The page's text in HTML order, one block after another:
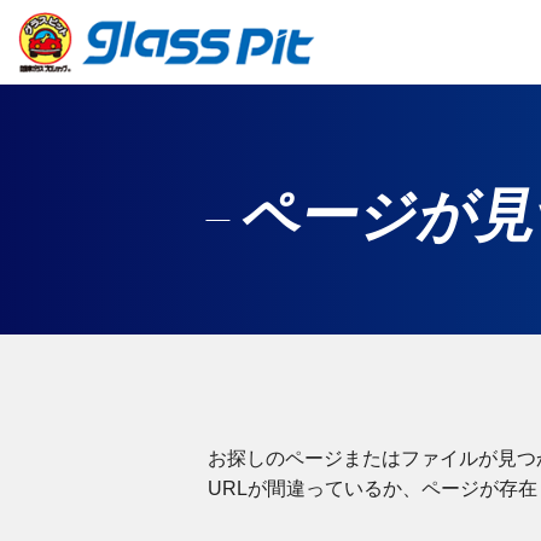
ページが
お探しのページまたはファイルが見
URLが間違っているか、ページが存